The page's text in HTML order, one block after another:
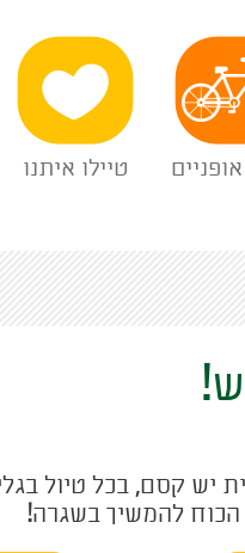
טיילו איתנו
קסם, בכל טיול
להמשיך בשגרה!